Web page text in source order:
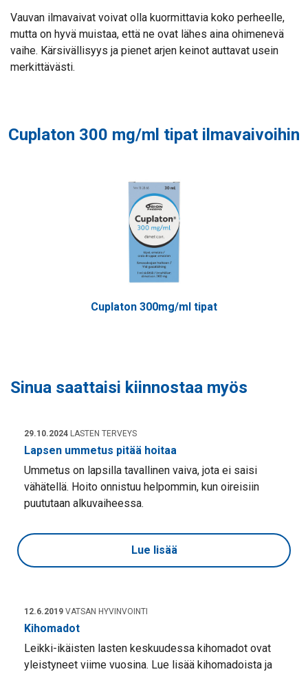
Vauvan ilmavaivat voivat olla kuormittavia koko perheelle,
mutta on hyvä muistaa, että ne ovat lähes aina ohimenevä
vaihe. Kärsivällisyys ja pienet arjen keinot auttavat usein
merkittävästi.
Cuplaton 300 mg/ml tipat ilmavaivoihin
Cuplaton 300mg/ml tipat
Sinua saattaisi kiinnostaa myös
29.10.2024 LASTEN TERVEYS
Lapsen ummetus pitää hoitaa
Ummetus on lapsilla tavallinen vaiva, jota ei saisi
vähätellä. Hoito onnistuu helpommin, kun oireisiin
puututaan alkuvaiheessa.
Lue lisää
12.6.2019 VATSAN HYVINVOINTI
Kihomadot
Leikki-ikäisten lasten keskuudessa kihomadot ovat
yleistyneet viime vuosina. Lue lisää kihomadoista ja